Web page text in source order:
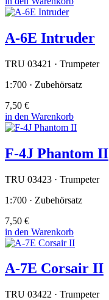
A-6E Intruder
TRU 03421 · Trumpeter
1:700 · Zubehörsatz
7,50 €
in den Warenkorb
F-4J Phantom II
TRU 03423 · Trumpeter
1:700 · Zubehörsatz
7,50 €
in den Warenkorb
A-7E Corsair II
TRU 03422 · Trumpeter